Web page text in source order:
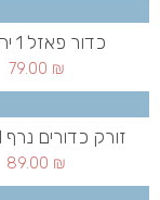
כדור פאזל 1 יחידות
79.00 ₪
זורק כדורים נרף 1 יחידות
89.00 ₪